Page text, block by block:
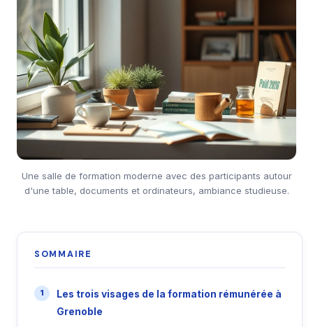
Une salle de formation moderne avec des participants autour
d'une table, documents et ordinateurs, ambiance studieuse.
SOMMAIRE
Les trois visages de la formation rémunérée à
Grenoble